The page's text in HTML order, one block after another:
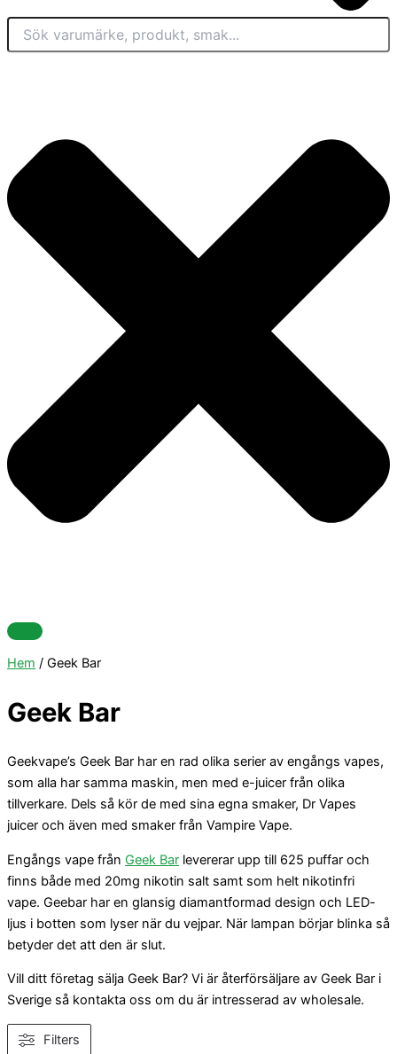
Hem / Geek Bar
Geek Bar
Geekvape’s Geek Bar har en rad olika serier av engångs vapes,
som alla har samma maskin, men med e-juicer från olika
tillverkare. Dels så kör de med sina egna smaker, Dr Vapes
juicer och även med smaker från Vampire Vape.
Engångs vape från Geek Bar levererar upp till 625 puffar och
finns både med 20mg nikotin salt samt som helt nikotinfri
vape. Geebar har en glansig diamantformad design och LED-
ljus i botten som lyser när du vejpar. När lampan börjar blinka så
betyder det att den är slut.
Vill ditt företag sälja Geek Bar? Vi är återförsäljare av Geek Bar i
Sverige så kontakta oss om du är intresserad av wholesale.
Filters